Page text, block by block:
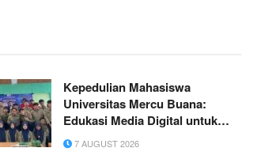
Kepedulian Mahasiswa
Universitas Mercu Buana:
Edukasi Media Digital untuk
Generasi Muda Melalui Kuliah
Peduli Negeri di SMK
7 AUGUST 2026